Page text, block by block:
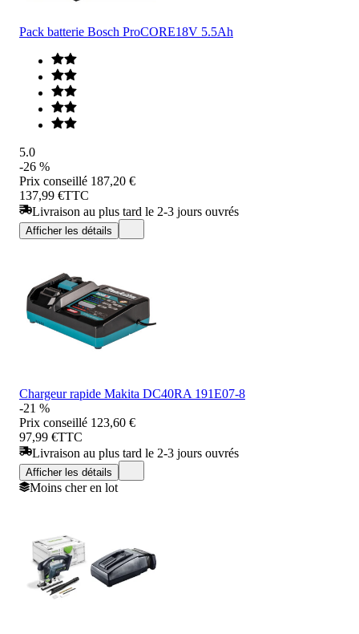
Pack batterie Bosch ProCORE18V 5.5Ah
5.0
-26 %
Prix conseillé 187,20 €
137,99 €TTC
Livraison au plus tard le 2-3 jours ouvrés
Afficher les détails
Chargeur rapide Makita DC40RA 191E07-8
-21 %
Prix conseillé 123,60 €
97,99 €TTC
Livraison au plus tard le 2-3 jours ouvrés
Afficher les détails
Moins cher en lot